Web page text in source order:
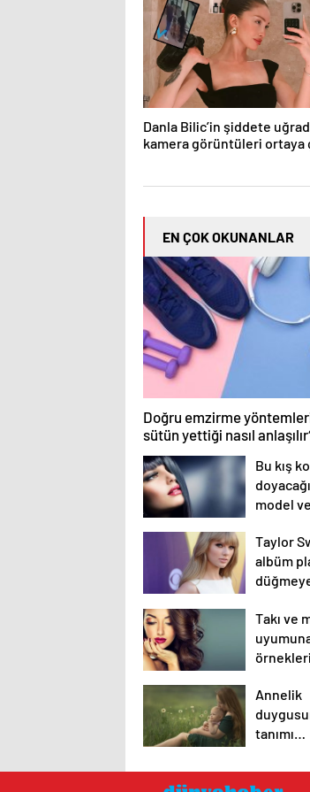
Danla Bilic’in şiddete
kamera görüntüleri ortaya
EN ÇOK OKUNANLAR
Doğru emzirme
sütün yettiği nasıl
Bu kış
model
Taylor
albüm
Takı ve
Annelik
tanımı
başlık.